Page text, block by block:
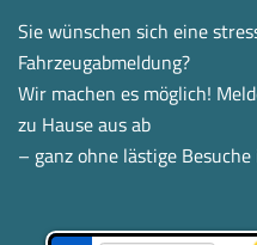
Sie wünschen sich eine
Fahrzeugabmeldung?
Wir machen es möglich!
zu Hause aus ab
– ganz ohne lästige